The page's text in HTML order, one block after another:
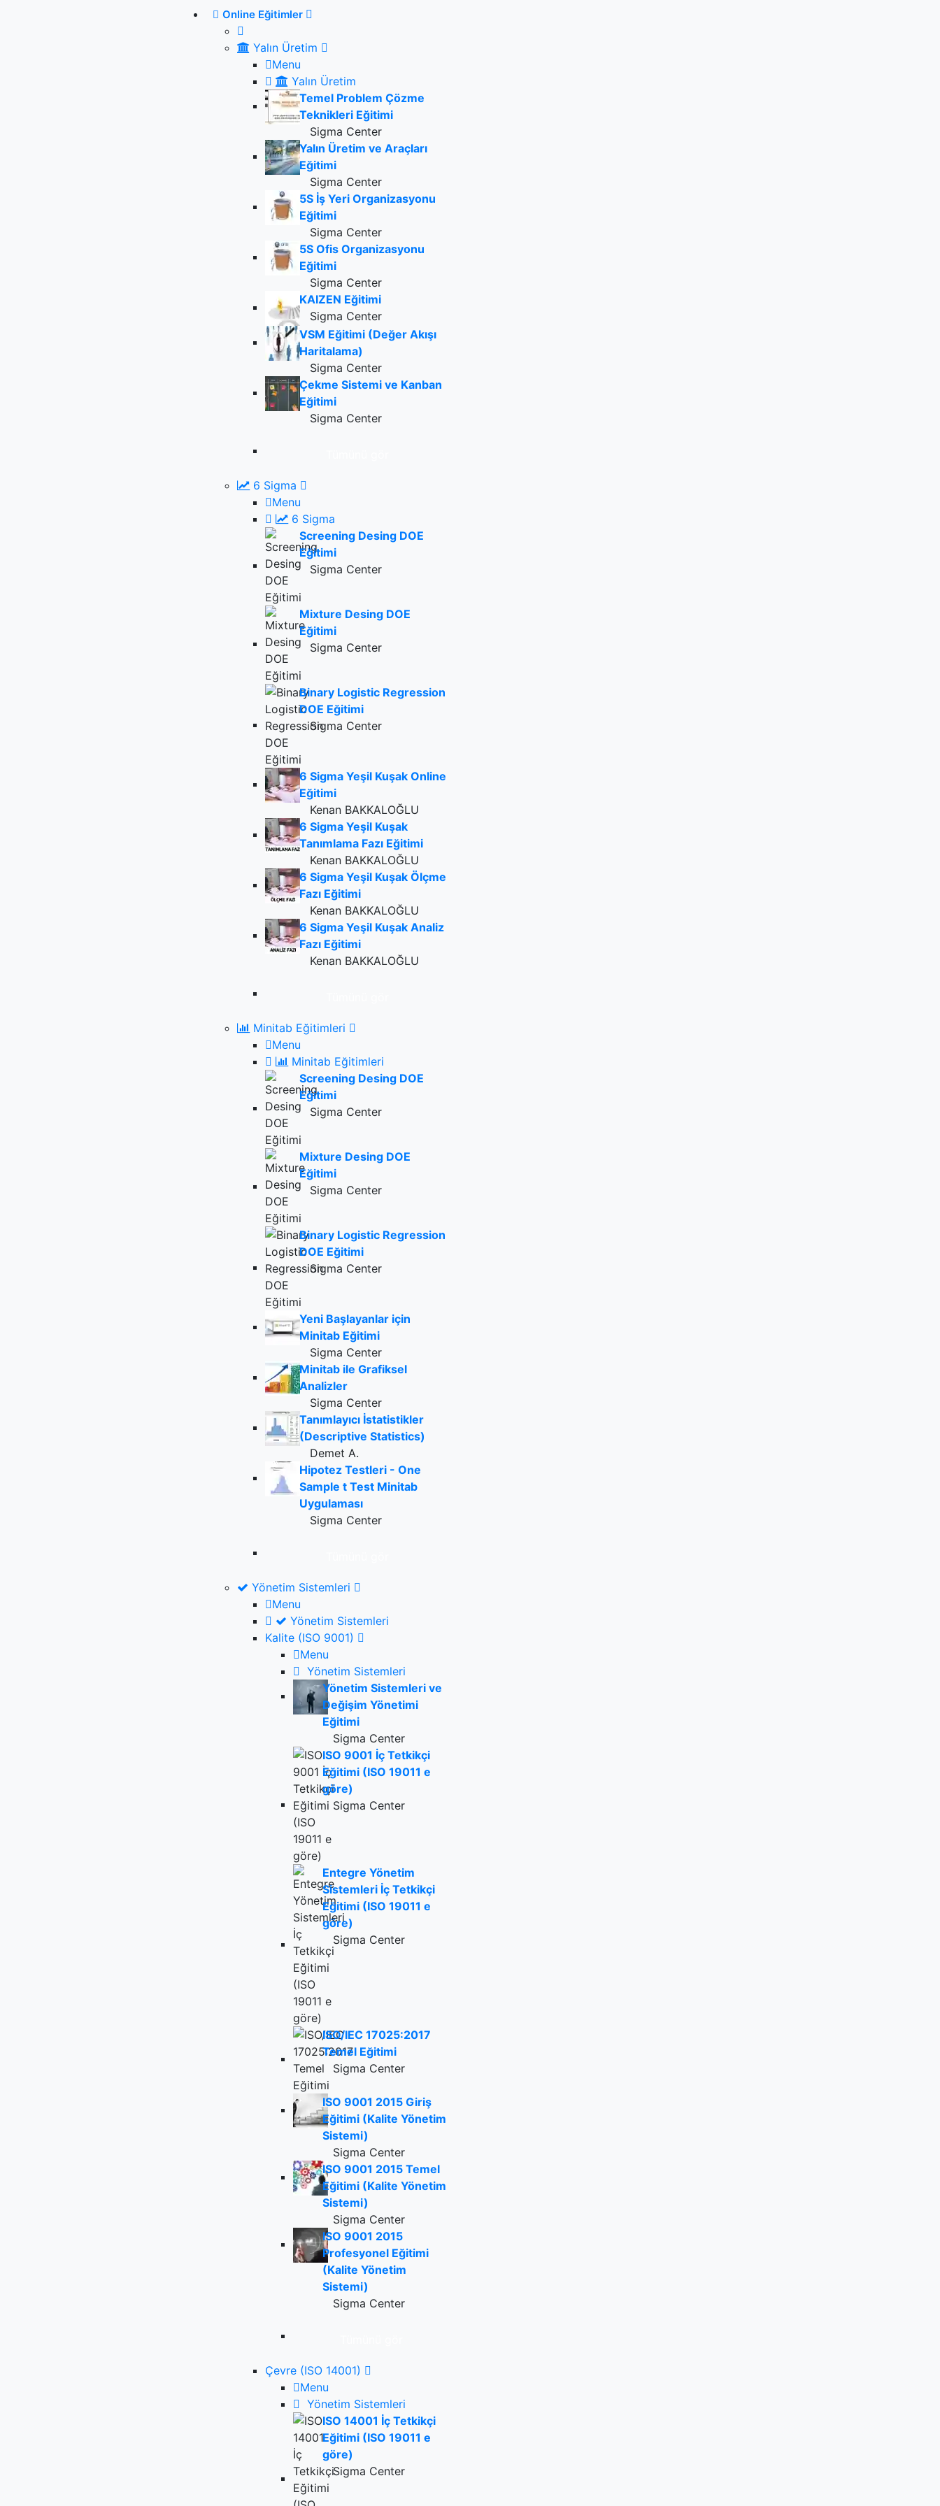
Online Eğitimler
Yalın Üretim
Menu
Yalın Üretim
Temel Problem Çözme
Teknikleri Eğitimi
Sigma Center
Yalın Üretim ve Araçları
Eğitimi
Sigma Center
5S İş Yeri Organizasyonu
Eğitimi
Sigma Center
5S Ofis Organizasyonu
Eğitimi
Sigma Center
KAIZEN Eğitimi
Sigma Center
VSM Eğitimi (Değer Akışı
Haritalama)
Sigma Center
Çekme Sistemi ve Kanban
Eğitimi
Sigma Center
6 Sigma
Menu
6 Sigma
Screening Desing DOE
Eğitimi
Sigma Center
Mixture Desing DOE
Eğitimi
Sigma Center
Binary Logistic Regression
DOE Eğitimi
Sigma Center
6 Sigma Yeşil Kuşak Online
Eğitimi
Kenan BAKKALOĞLU
6 Sigma Yeşil Kuşak
Tanımlama Fazı Eğitimi
Kenan BAKKALOĞLU
6 Sigma Yeşil Kuşak Ölçme
Fazı Eğitimi
Kenan BAKKALOĞLU
6 Sigma Yeşil Kuşak Analiz
Fazı Eğitimi
Kenan BAKKALOĞLU
Minitab Eğitimleri
Menu
Minitab Eğitimleri
Screening Desing DOE
Eğitimi
Sigma Center
Mixture Desing DOE
Eğitimi
Sigma Center
Binary Logistic Regression
DOE Eğitimi
Sigma Center
Yeni Başlayanlar için
Minitab Eğitimi
Sigma Center
Minitab ile Grafiksel
Analizler
Sigma Center
Tanımlayıcı İstatistikler
(Descriptive Statistics)
Demet A.
Hipotez Testleri - One
Sample t Test Minitab
Uygulaması
Sigma Center
Yönetim Sistemleri
Menu
Yönetim Sistemleri
Kalite (ISO 9001)
Menu
Yönetim Sistemleri
Yönetim Sistemleri ve
Değişim Yönetimi
Eğitimi
Sigma Center
ISO 9001 İç Tetkikçi
Eğitimi (ISO 19011 e
göre)
Sigma Center
Entegre Yönetim
Sistemleri İç Tetkikçi
Eğitimi (ISO 19011 e
göre)
Sigma Center
ISO/IEC 17025:2017
Temel Eğitimi
Sigma Center
ISO 9001 2015 Giriş
Eğitimi (Kalite Yönetim
Sistemi)
Sigma Center
ISO 9001 2015 Temel
Eğitimi (Kalite Yönetim
Sistemi)
Sigma Center
ISO 9001 2015
Profesyonel Eğitimi
(Kalite Yönetim
Sistemi)
Sigma Center
Çevre (ISO 14001)
Menu
Yönetim Sistemleri
ISO 14001 İç Tetkikçi
Eğitimi (ISO 19011 e
göre)
Sigma Center